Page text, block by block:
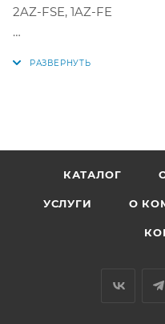
2AZ-FSE, 1AZ-FE
1320129685A0 /
1320109781A0 /
1320129465B0 /
1320109781C0 /
09790, 13201-09790-B0,
КАТАЛОГ
УСЛУГИ О